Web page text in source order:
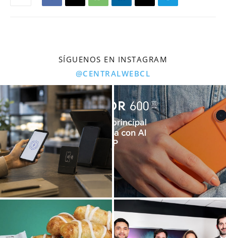
SÍGUENOS EN INSTAGRAM
@CENTRALWEBCL